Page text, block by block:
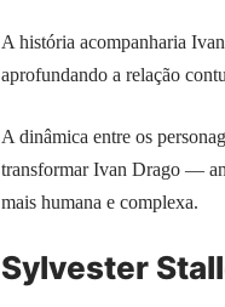
A história acompanharia
aprofundando a relação
A dinâmica entre os
transformar Ivan Drago —
mais humana e complexa.
Sylvester